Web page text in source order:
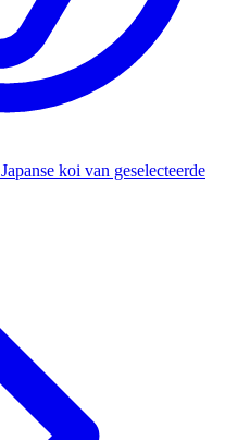
Japanse koi van geselecteerde